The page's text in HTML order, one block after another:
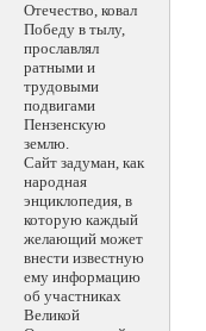
Отечество, ковал
Победу в тылу,
прославлял
ратными и
трудовыми
подвигами
Пензенскую
землю.
Сайт задуман, как
народная
энциклопедия, в
которую каждый
желающий может
внести известную
ему информацию
об участниках
Великой